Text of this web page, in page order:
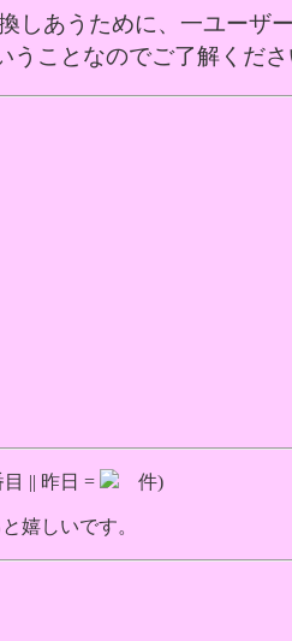
しあうために、一ユーザ
ことなのでご了解くださ
目 || 昨日 = 件)
嬉しいです。